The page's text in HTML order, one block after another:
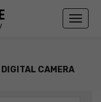
Toggle
DIGITAL CAMERA